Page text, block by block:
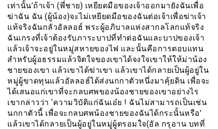
เท่านั้น’ถ้าเจ้า (พี่ชาย) เหยียดมือของเจ้าออกมายังฉันเพื่อ
ฆ่าฉัน ฉัน (ผู้น้อง)จะไม่เหยียดมือของฉันต่อเจ้าเพื่อฆ่าเจ้า
แท้จริงฉันกลัวอัลลอฮ์ พระผู้อภิบาลแห่งสากลโลกแท้จริง
ฉันเกรงที่เจ้าต้องรับภาระบาปที่ทำต่อฉันและบาปของเจ้า
แล้วเจ้าจะอยู่ในหมู่สหายของไฟ และนั้นคือการตอบแทน
สำหรับผู้อธรรมแล้วจิตใจของเขาได้จงใจเขาให้ให้ม่าน้อง
ชายของเขา แล้วเขาได้ฆ่าเขา แล้วเขาได้กลายเป็นผู้อยู่ใน
หมู่ผู้ขาดทุนแล้วอัลลอฮ์ได้ส่งนกกาตัวหนึ่งมาคุ้ยดิน เพื่อจะ
ได้เสนอแก่เขาที่จะกลบศพของน้องชายของเขาอย่างไร
เขากล่าวว่า ‘ความวิบัติแก่ฉันเอ๋ย ! ฉันไม่สามารถเป็นเช่น
นกกาตัวนี้ เพื่อจะกลบศพน้องชายของฉันได้กระนั้นหรือ’
แล้วเขาได้กลายเป็นผู้อยู่ในหมู่ผู้ตรอมใจ(อัล กรุอาน บทที่